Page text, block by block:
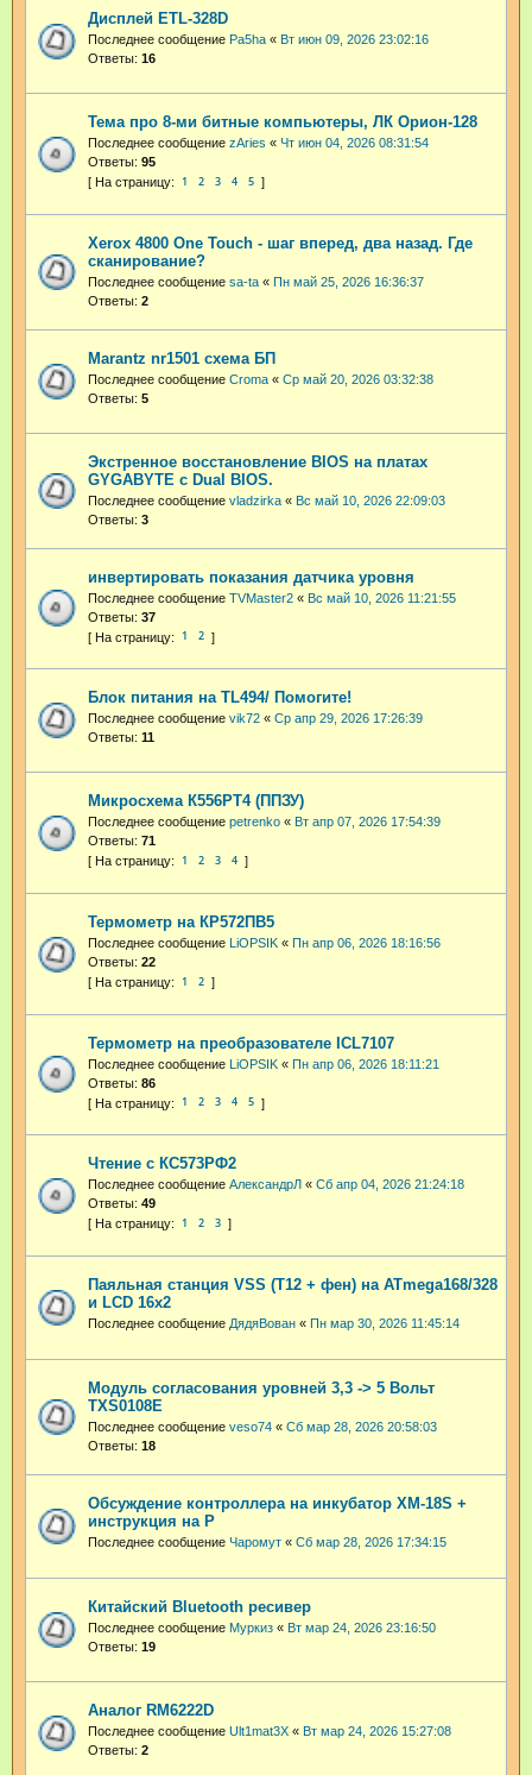
Дисплей ETL-328D
Последнее сообщение Pa5ha « Вт июн 09, 2026 23:02:16
Ответы: 16
Тема про 8-ми битные компьютеры, ЛК Орион-128
Последнее сообщение zAries « Чт июн 04, 2026 08:31:54
Ответы: 95
1 2 3 4 5
Xerox 4800 One Touch - шаг вперед, два назад. Где
сканирование?
Последнее сообщение sa-ta « Пн май 25, 2026 16:36:37
Ответы: 2
Marantz nr1501 схема БП
Последнее сообщение Croma « Ср май 20, 2026 03:32:38
Ответы: 5
Экстренное восстановление BIOS на платах
GYGABYTE с Dual BIOS.
Последнее сообщение vladzirka « Вс май 10, 2026 22:09:03
Ответы: 3
инвертировать показания датчика уровня
Последнее сообщение TVMaster2 « Вс май 10, 2026 11:21:55
Ответы: 37
1 2
Блок питания на TL494/ Помогите!
Последнее сообщение vik72 « Ср апр 29, 2026 17:26:39
Ответы: 11
Микросхема К556РТ4 (ППЗУ)
Последнее сообщение petrenko « Вт апр 07, 2026 17:54:39
Ответы: 71
1 2 3 4
Термометр на КР572ПВ5
Последнее сообщение LiOPSIK « Пн апр 06, 2026 18:16:56
Ответы: 22
1 2
Термометр на преобразователе ICL7107
Последнее сообщение LiOPSIK « Пн апр 06, 2026 18:11:21
Ответы: 86
1 2 3 4 5
Чтение с КС573РФ2
Последнее сообщение АлександрЛ « Сб апр 04, 2026 21:24:18
Ответы: 49
1 2 3
Паяльная станция VSS (T12 + фен) на ATmega168/328
и LCD 16x2
Последнее сообщение ДядяВован « Пн мар 30, 2026 11:45:14
Модуль согласования уровней 3,3 -> 5 Вольт
TXS0108E
Последнее сообщение veso74 « Сб мар 28, 2026 20:58:03
Ответы: 18
Обсуждение контроллера на инкубатор XM-18S +
инструкция на Р
Последнее сообщение Чаромут « Сб мар 28, 2026 17:34:15
Китайский Bluetooth ресивер
Последнее сообщение Муркиз « Вт мар 24, 2026 23:16:50
Ответы: 19
Аналог RM6222D
Последнее сообщение Ult1mat3X « Вт мар 24, 2026 15:27:08
Ответы: 2